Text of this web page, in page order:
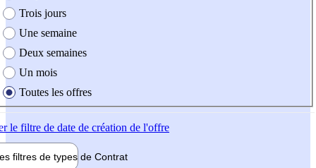
Trois jours
Une semaine
Deux semaines
Un mois
Toutes les offres
le filtre de date de création de l'offre
filtres de types de Contrat